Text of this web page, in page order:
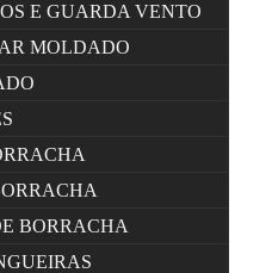
E GUARDA VENTO
MOLDADO
BORRACHA